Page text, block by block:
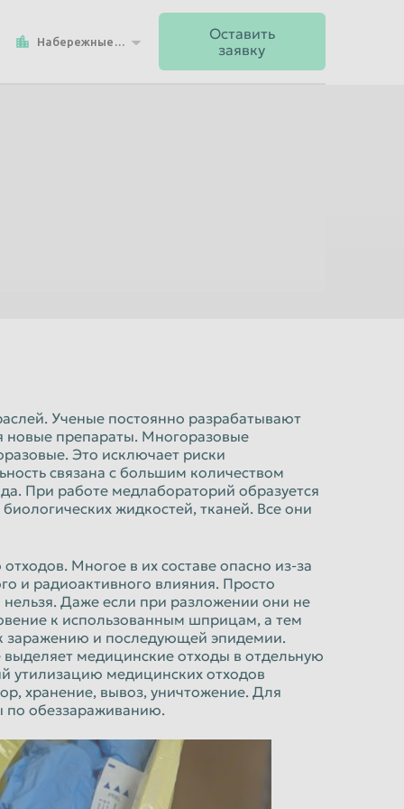
Набережные Челны
Оставить
заявку
Ученые постоянно разрабатывают
новые препараты. Многоразовые
Это исключает риски
связана с большим количеством
При работе медлабораторий образуется
жидкостей, тканей. Все они
Многое в их составе опасно из-за
и радиоактивного влияния. Просто
Даже если при разложении они не
к использованным шприцам, а тем
заражению и последующей эпидемии.
медицинские отходы в отдельную
утилизацию медицинских отходов
хранение, вывоз, уничтожение. Для
по обеззараживанию.